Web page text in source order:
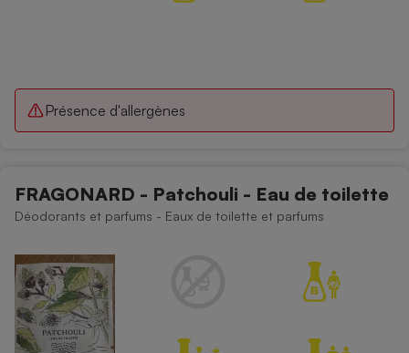
Présence d'allergènes
FRAGONARD - Patchouli - Eau de toilette
Déodorants et parfums - Eaux de toilette et parfums